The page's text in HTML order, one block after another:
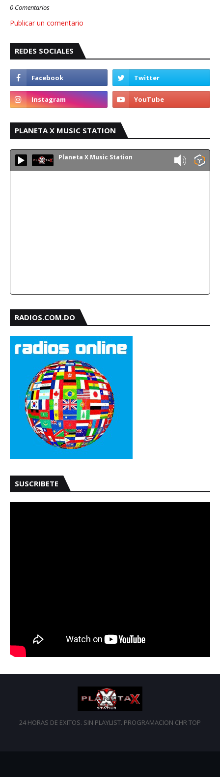
0 Comentarios
Publicar un comentario
REDES SOCIALES
PLANETA X MUSIC STATION
Planeta X Music Station
RADIOS.COM.DO
SUSCRIBETE
24 HORAS DE EXITOS. SIN PLAYLIST. PROGRAMACION CHR TOP